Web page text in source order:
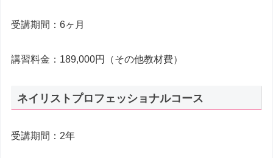
受講期間：6ヶ月
講習料金：189,000円（その他教材費）
ネイリストプロフェッショナルコース
受講期間：2年